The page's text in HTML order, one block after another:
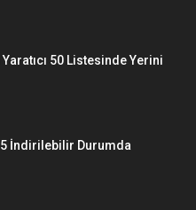
50 Listesinde Yerini
5 İndirilebilir Durumda